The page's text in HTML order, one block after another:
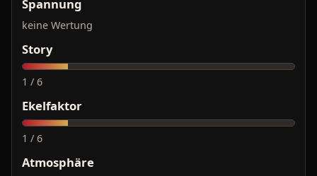
Spannung
keine Wertung
Story
1 / 6
Ekelfaktor
1 / 6
Atmosphäre